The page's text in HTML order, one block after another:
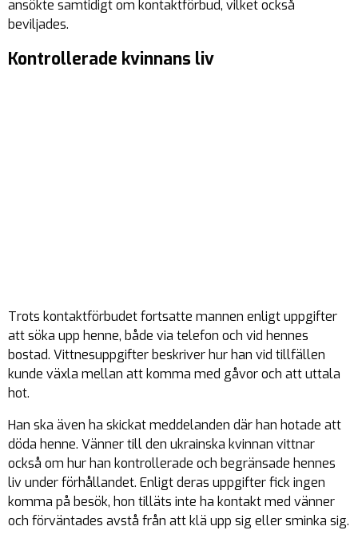
ansökte samtidigt om kontaktförbud, vilket också
beviljades.
Kontrollerade kvinnans liv
Trots kontaktförbudet fortsatte mannen enligt uppgifter
att söka upp henne, både via telefon och vid hennes
bostad. Vittnesuppgifter beskriver hur han vid tillfällen
kunde växla mellan att komma med gåvor och att uttala
hot.
Han ska även ha skickat meddelanden där han hotade att
döda henne. Vänner till den ukrainska kvinnan vittnar
också om hur han kontrollerade och begränsade hennes
liv under förhållandet. Enligt deras uppgifter fick ingen
komma på besök, hon tilläts inte ha kontakt med vänner
och förväntades avstå från att klä upp sig eller sminka sig.